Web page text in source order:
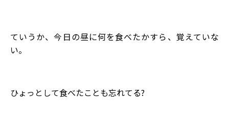
ていうか、今日の昼に何を食べたかすら、覚えていな
い。
ひょっとして食べたことも忘れてる?